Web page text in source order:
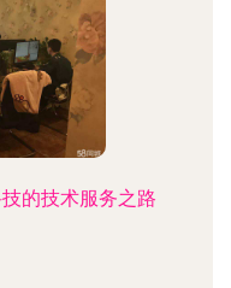
的技术服务之路